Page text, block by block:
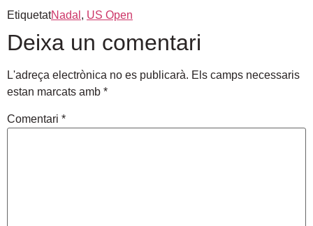
EtiquetatNadal , US Open
Deixa un comentari
L'adreça electrònica no es publicarà. Els camps necessaris
estan marcats amb *
Comentari *